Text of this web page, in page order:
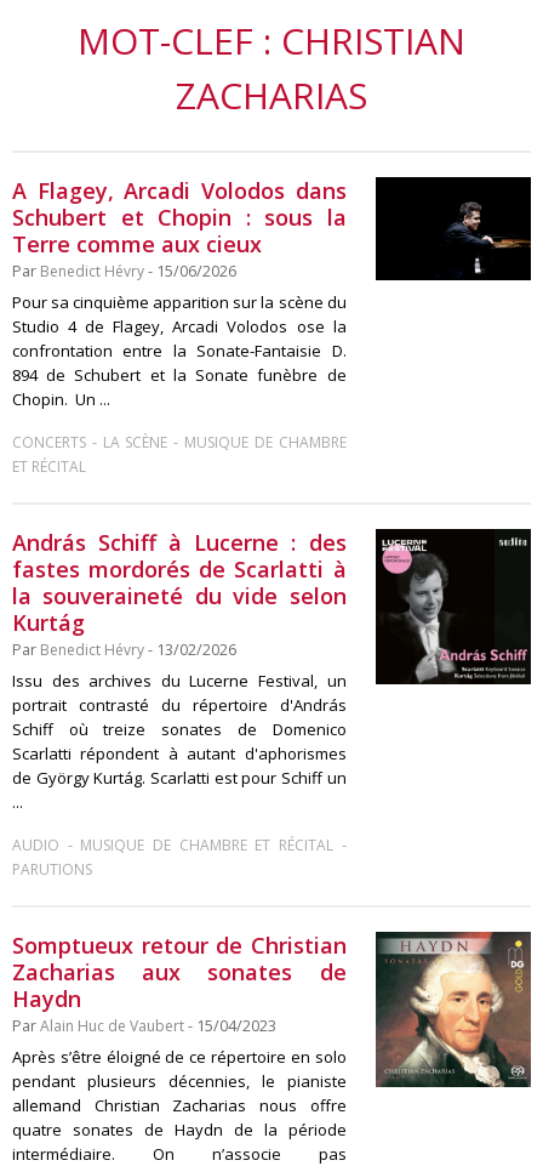
MOT-CLEF : CHRISTIAN
ZACHARIAS
A Flagey, Arcadi Volodos dans
Schubert et Chopin : sous la
Terre comme aux cieux
Par Benedict Hévry- 15/06/2026
Pour sa cinquième apparition sur la scène du
Studio 4 de Flagey, Arcadi Volodos ose la
confrontation entre la Sonate-Fantaisie D.
894 de Schubert et la Sonate funèbre de
Chopin. Un ...
CONCERTS - LA SCÈNE - MUSIQUE DE CHAMBRE
ET RÉCITAL
András Schiff à Lucerne : des
fastes mordorés de Scarlatti à
la souveraineté du vide selon
Kurtág
Par Benedict Hévry- 13/02/2026
Issu des archives du Lucerne Festival, un
portrait contrasté du répertoire d'András
Schiff où treize sonates de Domenico
Scarlatti répondent à autant d'aphorismes
de György Kurtág. Scarlatti est pour Schiff un
...
AUDIO - MUSIQUE DE CHAMBRE ET RÉCITAL-
PARUTIONS
Somptueux retour de Christian
Zacharias aux sonates de
Haydn
ParAlain Huc de Vaubert- 15/04/2023
Après s’être éloigné de ce répertoire en solo
pendant plusieurs décennies, le pianiste
allemand Christian Zacharias nous offre
quatre sonates de Haydn de la période
intermédiaire. On n’associe pas